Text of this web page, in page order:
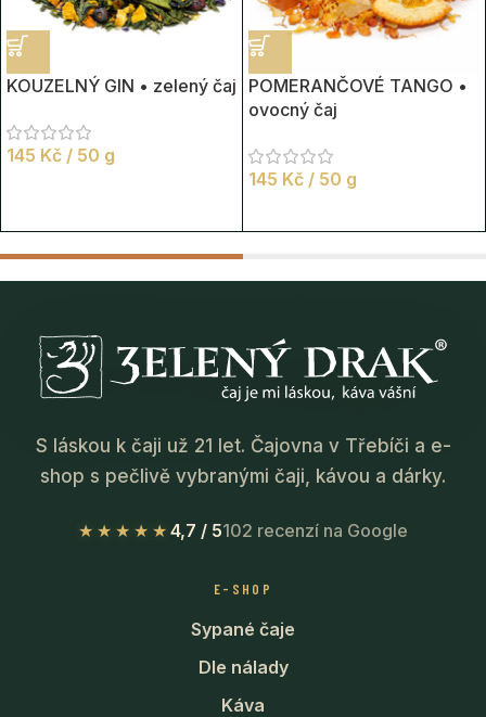
KOUZELNÝ GIN • zelený čaj
145 Kč / 50 g
POMERANČOVÉ TANGO •
ovocný čaj
145 Kč / 50 g
S láskou k čaji už 21 let. Čajovna v Třebíči a e-
shop s pečlivě vybranými čaji, kávou a dárky.
★★★★★ 4,7 / 5102 recenzí na Google
E-SHOP
Sypané čaje
Dle nálady
Káva